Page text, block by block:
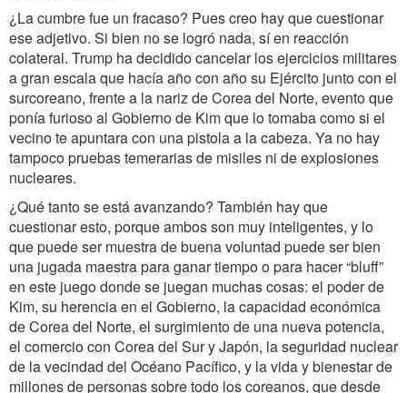
¿La cumbre fue un fracaso? Pues creo hay que cuestionar
ese adjetivo. Si bien no se logró nada, sí en reacción
colateral. Trump ha decidido cancelar los ejercicios militares
a gran escala que hacía año con año su Ejército junto con el
surcoreano, frente a la nariz de Corea del Norte, evento que
ponía furioso al Gobierno de Kim que lo tomaba como si el
vecino te apuntara con una pistola a la cabeza. Ya no hay
tampoco pruebas temerarias de misiles ni de explosiones
nucleares.
¿Qué tanto se está avanzando? También hay que
cuestionar esto, porque ambos son muy inteligentes, y lo
que puede ser muestra de buena voluntad puede ser bien
una jugada maestra para ganar tiempo o para hacer “bluff”
en este juego donde se juegan muchas cosas: el poder de
Kim, su herencia en el Gobierno, la capacidad económica
de Corea del Norte, el surgimiento de una nueva potencia,
el comercio con Corea del Sur y Japón, la seguridad nuclear
de la vecindad del Océano Pacífico, y la vida y bienestar de
millones de personas sobre todo los coreanos, que desde